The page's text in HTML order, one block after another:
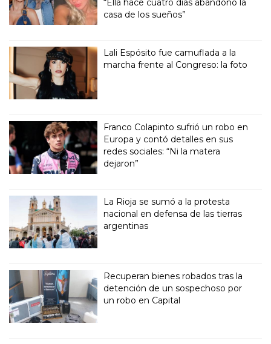
“Ella hace cuatro días abandonó la
casa de los sueños”
Lali Espósito fue camuflada a la
marcha frente al Congreso: la foto
Franco Colapinto sufrió un robo en
Europa y contó detalles en sus
redes sociales: “Ni la matera
dejaron”
La Rioja se sumó a la protesta
nacional en defensa de las tierras
argentinas
Recuperan bienes robados tras la
detención de un sospechoso por
un robo en Capital